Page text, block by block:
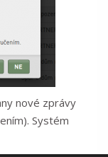
nové zprávy
Systém